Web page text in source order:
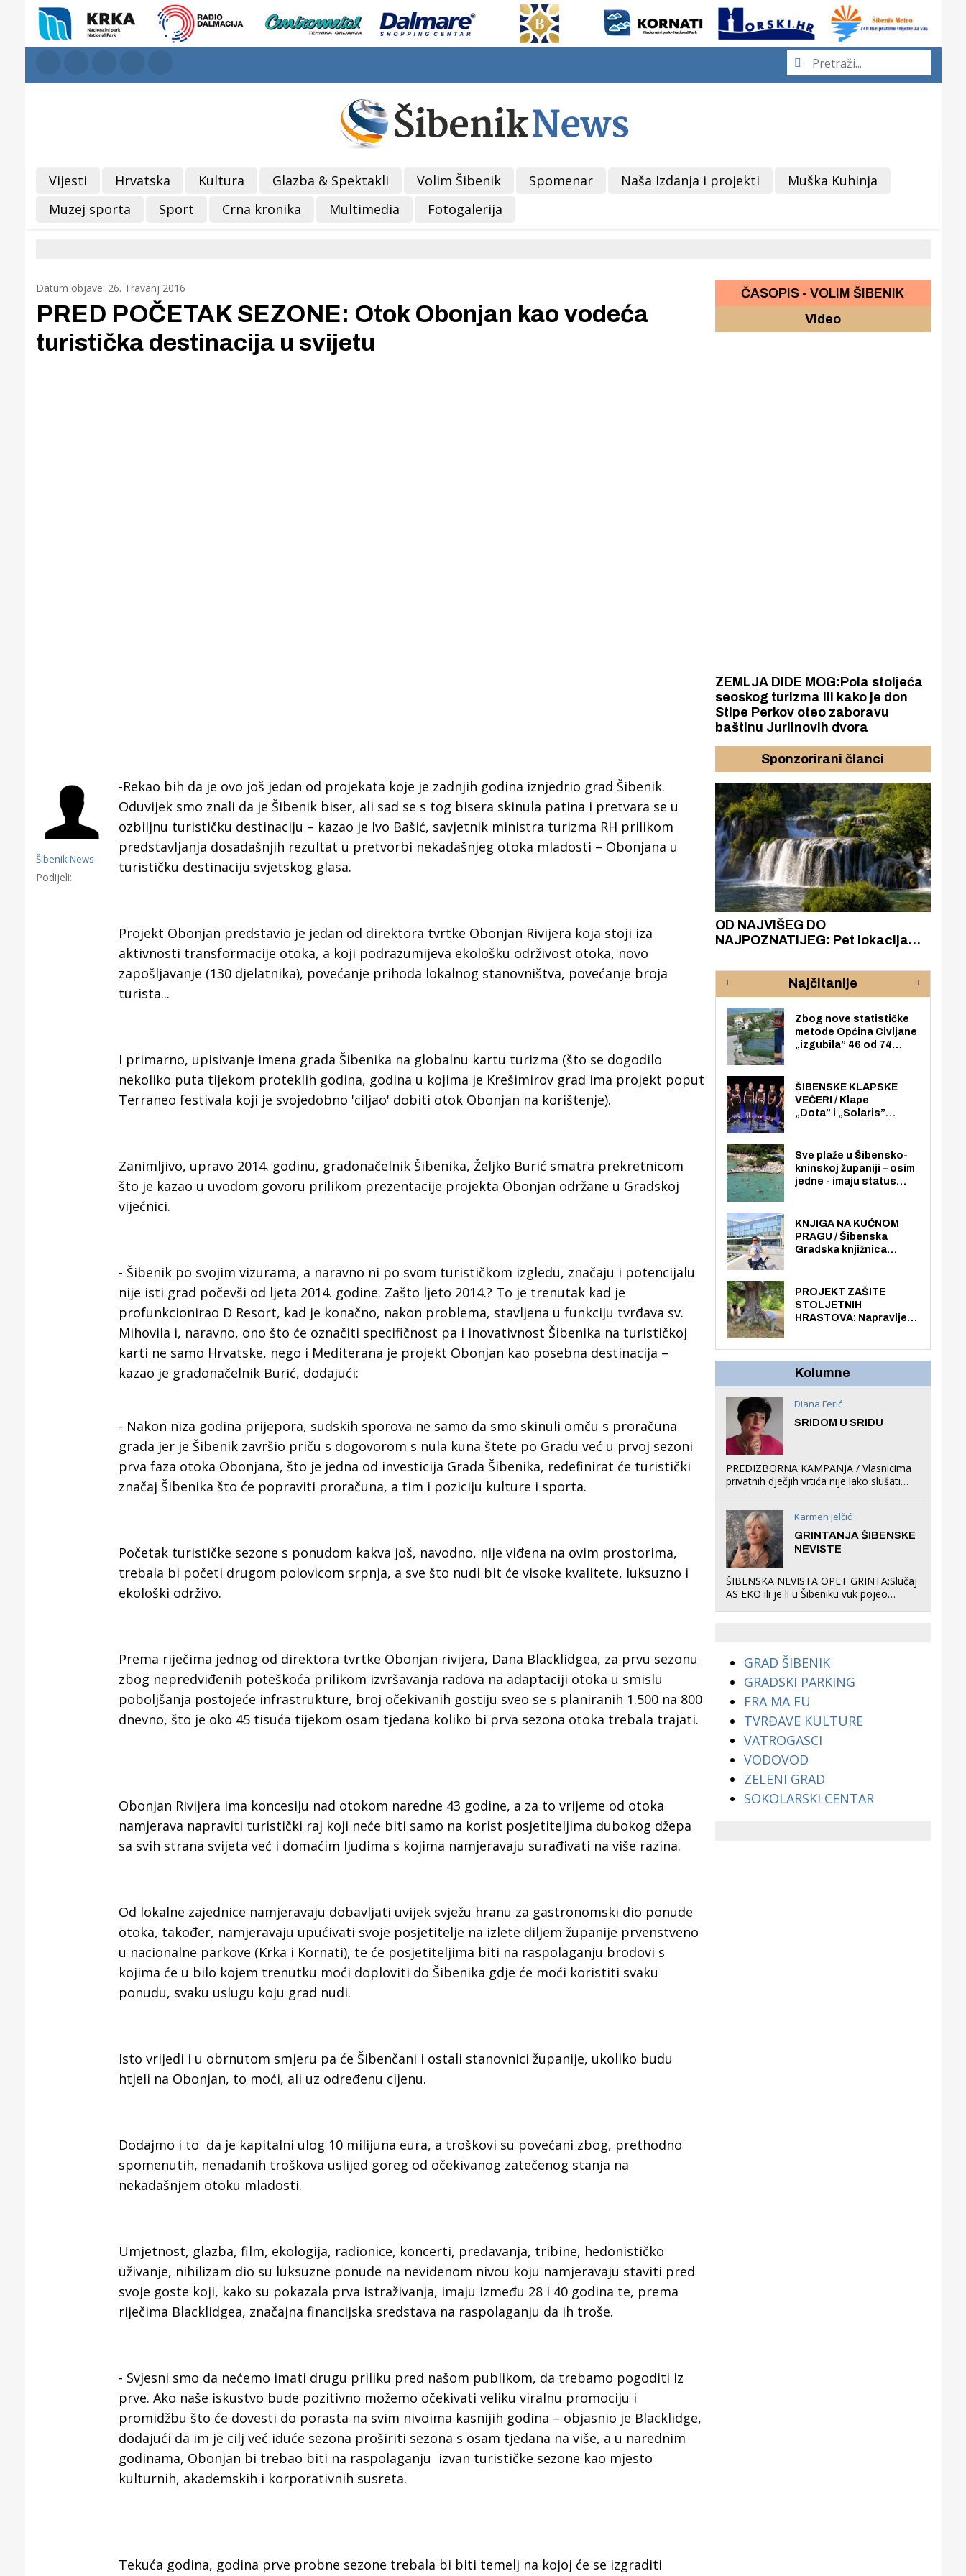
Vijesti Hrvatska Kultura Glazba & Spektakli Volim Šibenik Spomenar Naša Izdanja i projekti
Muška Kuhinja
Muzej sporta
Sport Crna kronika Multimedia Fotogalerija
Datum objave: 26. Travanj 2016
PRED POČETAK SEZONE: Otok Obonjan kao vodeća
turistička destinacija u svijetu
Šibenik News
Podijeli:
-Rekao bih da je ovo još jedan od projekata koje je zadnjih godina iznjedrio grad Šibenik.
Oduvijek smo znali da je Šibenik biser, ali sad se s tog bisera skinula patina i pretvara se u
ozbiljnu turističku destinaciju – kazao je Ivo Bašić, savjetnik ministra turizma RH prilikom
predstavljanja dosadašnjih rezultat u pretvorbi nekadašnjeg otoka mladosti – Obonjana u
turističku destinaciju svjetskog glasa.
Projekt Obonjan predstavio je jedan od direktora tvrtke Obonjan Rivijera koja stoji iza
aktivnosti transformacije otoka, a koji podrazumijeva ekološku održivost otoka, novo
zapošljavanje (130 djelatnika), povećanje prihoda lokalnog stanovništva, povećanje broja
turista...
I primarno, upisivanje imena grada Šibenika na globalnu kartu turizma (što se dogodilo
nekoliko puta tijekom proteklih godina, godina u kojima je Krešimirov grad ima projekt poput
Terraneo festivala koji je svojedobno 'ciljao' dobiti otok Obonjan na korištenje).
Zanimljivo, upravo 2014. godinu, gradonačelnik Šibenika, Željko Burić smatra prekretnicom
što je kazao u uvodom govoru prilikom prezentacije projekta Obonjan održane u Gradskoj
vijećnici.
- Šibenik po svojim vizurama, a naravno ni po svom turističkom izgledu, značaju i potencijalu
nije isti grad počevši od ljeta 2014. godine. Zašto ljeto 2014.? To je trenutak kad je
profunkcionirao D Resort, kad je konačno, nakon problema, stavljena u funkciju tvrđava sv.
Mihovila i, naravno, ono što će označiti specifičnost pa i inovativnost Šibenika na turističkoj
karti ne samo Hrvatske, nego i Mediterana je projekt Obonjan kao posebna destinacija –
kazao je gradonačelnik Burić, dodajući:
- Nakon niza godina prijepora, sudskih sporova ne samo da smo skinuli omču s proračuna
grada jer je Šibenik završio priču s dogovorom s nula kuna štete po Gradu već u prvoj sezoni
prva faza otoka Obonjana, što je jedna od investicija Grada Šibenika, redefinirat će turistički
značaj Šibenika što će popraviti proračuna, a tim i poziciju kulture i sporta.
Početak turističke sezone s ponudom kakva još, navodno, nije viđena na ovim prostorima,
trebala bi početi drugom polovicom srpnja, a sve što nudi bit će visoke kvalitete, luksuzno i
ekološki održivo.
Prema riječima jednog od direktora tvrtke Obonjan rivijera, Dana Blacklidgea, za prvu sezonu
zbog nepredviđenih poteškoća prilikom izvršavanja radova na adaptaciji otoka u smislu
poboljšanja postojeće infrastrukture, broj očekivanih gostiju sveo se s planiranih 1.500 na 800
dnevno, što je oko 45 tisuća tijekom osam tjedana koliko bi prva sezona otoka trebala trajati.
Obonjan Rivijera ima koncesiju nad otokom naredne 43 godine, a za to vrijeme od otoka
namjerava napraviti turistički raj koji neće biti samo na korist posjetiteljima dubokog džepa
sa svih strana svijeta već i domaćim ljudima s kojima namjeravaju surađivati na više razina.
Od lokalne zajednice namjeravaju dobavljati uvijek svježu hranu za gastronomski dio ponude
otoka, također, namjeravaju upućivati svoje posjetitelje na izlete diljem županije prvenstveno
u nacionalne parkove (Krka i Kornati), te će posjetiteljima biti na raspolaganju brodovi s
kojima će u bilo kojem trenutku moći doploviti do Šibenika gdje će moći koristiti svaku
ponudu, svaku uslugu koju grad nudi.
Isto vrijedi i u obrnutom smjeru pa će Šibenčani i ostali stanovnici županije, ukoliko budu
htjeli na Obonjan, to moći, ali uz određenu cijenu.
Dodajmo i to da je kapitalni ulog 10 milijuna eura, a troškovi su povećani zbog, prethodno
spomenutih, nenadanih troškova uslijed goreg od očekivanog zatečenog stanja na
nekadašnjem otoku mladosti.
Umjetnost, glazba, film, ekologija, radionice, koncerti, predavanja, tribine, hedonističko
uživanje, nihilizam dio su luksuzne ponude na neviđenom nivou koju namjeravaju staviti pred
svoje goste koji, kako su pokazala prva istraživanja, imaju između 28 i 40 godina te, prema
riječima Blacklidgea, značajna financijska sredstava na raspolaganju da ih troše.
- Svjesni smo da nećemo imati drugu priliku pred našom publikom, da trebamo pogoditi iz
prve. Ako naše iskustvo bude pozitivno možemo očekivati veliku viralnu promociju i
promidžbu što će dovesti do porasta na svim nivoima kasnijih godina – objasnio je Blacklidge,
dodajući da im je cilj već iduće sezona proširiti sezona s osam tjedana na više, a u narednim
godinama, Obonjan bi trebao biti na raspolaganju izvan turističke sezone kao mjesto
kulturnih, akademskih i korporativnih susreta.
Tekuća godina, godina prve probne sezone trebala bi biti temelj na kojoj će se izgraditi
ČASOPIS - VOLIM ŠIBENIK
Video
ZEMLJA DIDE MOG:Pola stoljeća
seoskog turizma ili kako je don
Stipe Perkov oteo zaboravu
baštinu Jurlinovih dvora
Sponzorirani članci
Gornji tok Krke iz prve ruke -
Otkrijte hostel Titius u
edukativnom kampusu NP Krka u
Puljanima
Šibenik spreman za dolazak
električnih autobusa: izgrađeno
12 punionica na kolodvoru
OD NAJVIŠEG DO
NAJPOZNATIJEG: Pet lokacija
rijeke Krke
Najčitanije
Zbog nove statističke
metode Općina Civljane
„izgubila” 46 od 74
nego radno sposobnih
osoba među svojih 170
stanovnika.
ŠIBENSKE KLAPSKE
VEČERI / Klape
„Dota” i „Solaris”
loži
Sve plaže u Šibensko-
kninskoj županiji – osim
jedne - imaju status
općoj upotrebi. Pristup
je slobodan i besplatan
za sve građane i
KNJIGA NA KUĆNOM
PRAGU / Šibenska
Gradska knjižnica
knjiga na kućnu adresu
električnim biciklom.
PROJEKT ZAŠITE
STOLJETNIH
HRASTOVA: Napravljen
Kolumne
Diana Ferić
SRIDOM U SRIDU
PREDIZBORNA KAMPANJA / Vlasnicima
privatnih dječjih vrtića nije lako slušati
što oni rade u Šibeniku ne postoji
Karmen Jelčić
GRINTANJA ŠIBENSKE
NEVISTE
ŠIBENSKA NEVISTA OPET GRINTA:Slučaj
AS EKO ili je li u Šibeniku vuk pojeo
GRAD ŠIBENIK
GRADSKI PARKING
FRA MA FU
TVRĐAVE KULTURE
VATROGASCI
VODOVOD
ZELENI GRAD
SOKOLARSKI CENTAR